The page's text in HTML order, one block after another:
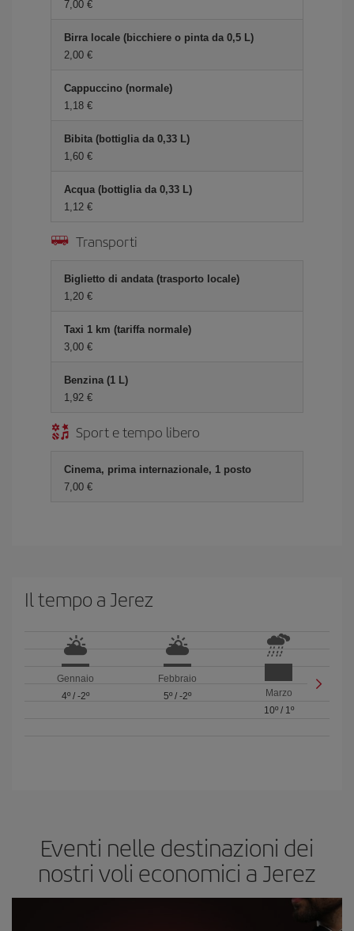
7,00 €
Birra locale (bicchiere o pinta da 0,5 L)
2,00 €
Cappuccino (normale)
1,18 €
Bibita (bottiglia da 0,33 L)
1,60 €
Acqua (bottiglia da 0,33 L)
1,12 €
Transporti
Biglietto di andata (trasporto locale)
1,20 €
Taxi 1 km (tariffa normale)
3,00 €
Benzina (1 L)
1,92 €
Sport e tempo libero
Cinema, prima internazionale, 1 posto
7,00 €
Il tempo a Jerez
Gennaio
4º/ -2º
Febbraio
5º/ -2º
Marzo
10º/ 1º
Eventi nelle destinazioni dei
nostri voli economici a Jerez